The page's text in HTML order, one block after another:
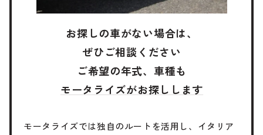
お探しの車がない場合は、
ぜひご相談ください
ご希望の年式、車種も
モータライズがお探しします
モータライズでは独自のルートを活用し、イタリア